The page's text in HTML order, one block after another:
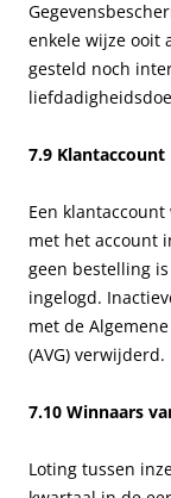
enkele wijze ooit
gesteld noch
7.9 Klantaccount
Een
met het account
geen bestelling
ingelogd.
met de
(AVG) verwijderd.
7.10 Winnaars
Loting tussen